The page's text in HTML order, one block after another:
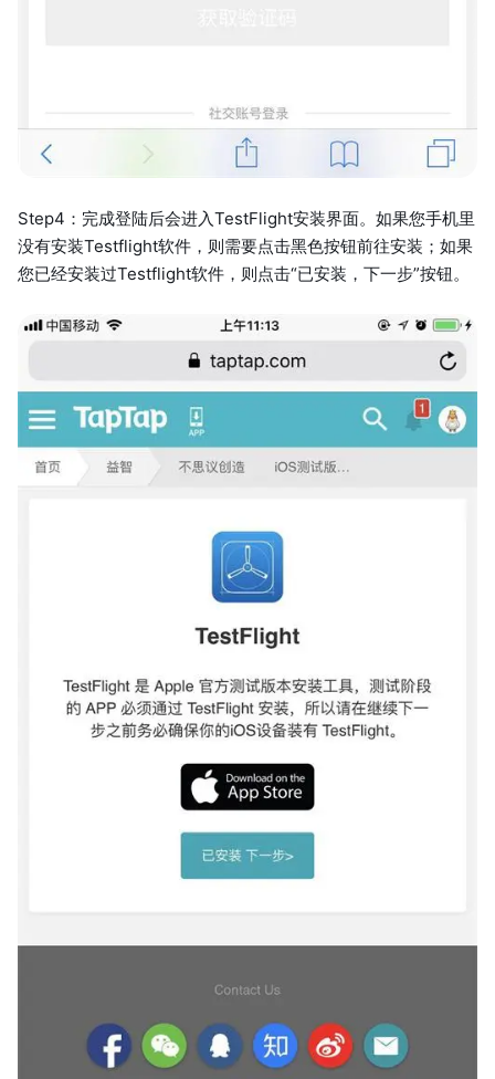
Step4：完成登陆后会进入TestFlight安装界面。如果您手机里
没有安装Testflight软件，则需要点击黑色按钮前往安装；如果
您已经安装过Testflight软件，则点击“已安装，下一步”按钮。